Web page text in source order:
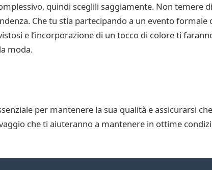
quindi sceglili saggiamente. Non temere
Che tu stia partecipando a un evento formale
e l’incorporazione di un tocco di colore ti
moda.
per mantenere la sua qualità e assicurarsi
che ti aiuteranno a mantenere in ottime